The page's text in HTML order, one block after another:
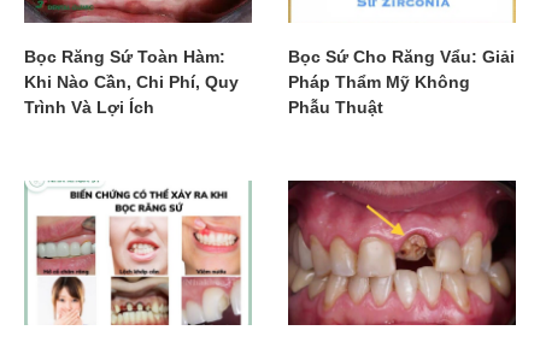
Bọc Răng Sứ Toàn Hàm:
Khi Nào Cần, Chi Phí, Quy
Trình Và Lợi Ích
Bọc Sứ Cho Răng Vẩu: Giải
Pháp Thẩm Mỹ Không
Phẫu Thuật